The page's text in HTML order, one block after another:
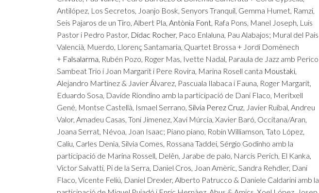
Antilópez, Los Secretos, Joanjo Bosk, Senyors Tranquil, Gemma Humet, Ramzi,
Seis Pajaros de un Tiro, Albert Pla, Antònia Font , Rafa Pons, Manel Joseph, Luis
Pastor i Pedro Pastor, Dídac Rocher, Paco Enlaluna, Pau Alabajos; Mural del Pais
Valencià, Muerdo, Llorenç Santamaria, Quartet Brossa + Jordi Domènech
+ Falsalarma , Rubén Pozo, Roger Mas, Ivette Nadal, Paraula de Jazz amb Perico
Sambeat Trio i Joan Margarit i Pere Rovira, Marina Rosell canta Moustaki
Alejandro Martinez & Javier Álvarez, Pascuala Ilabaca i Fauna, Roger Margarit,
Eduardo Sosa, Davide Riondino amb la participació de Dani Flaco, Meritxell
Gené, Montse Castellà, Ismael Serrano, Silvia Perez Cruz , Javier Ruibal, Andreu
Valor, Amadeu Casas, Toni Jimenez, Xavi Múrcia, Xavier Baró, Occitana/Aran,
Joana Serrat, Névoa, Joan Isaac; Piano piano, Robin Williamson, Tato López,
Caliu, Carles Denia, Silvia Comes, Rossana Taddei, Sérgio Godinho amb la
participació de Marina Rossell, Delên, Jarabe de palo, Narcís Perich, El Kanka,
Victor Salvatti, Pi de la Serra, Daniel Cros, Joan Amèric, Sandra Rehdler, Dani
Flaco, Vicente Feliú, Daniel Drexler, Alberto Patrucco & Daniele Caldarini amb la